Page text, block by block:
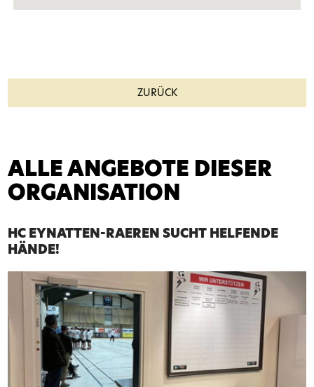
ZURÜCK
ALLE ANGEBOTE DIESER
ORGANISATION
HC EYNATTEN-RAEREN SUCHT HELFENDE
HÄNDE!